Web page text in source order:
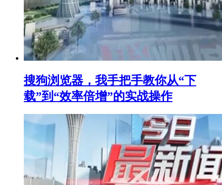
搜狗浏览器，我手把手教你从“下
载”到“效率倍增”的实战操作